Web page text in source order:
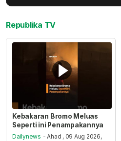
Republika TV
Kebakaran Bromo Meluas
Seperti ini Penampakannya
Dailynews - Ahad , 09 Aug 2026,